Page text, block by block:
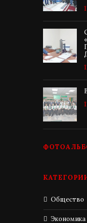
Общество
Экономика